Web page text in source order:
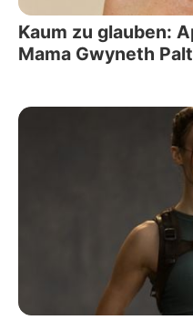
Kaum zu glauben:
Mama Gwyneth